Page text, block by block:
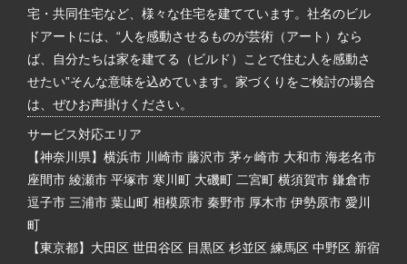
宅・共同住宅など、様々な住宅を建てています。社名のビル
ドアートには、“人を感動させるものが芸術（アート）なら
ば、自分たちは家を建てる（ビルド）ことで住む人を感動さ
せたい”そんな意味を込めています。家づくりをご検討の場合
は、ぜひお声掛けください。
サービス対応エリア
【神奈川県】横浜市 川崎市 藤沢市 茅ヶ崎市 大和市 海老名市
座間市 綾瀬市 平塚市 寒川町 大磯町 二宮町 横須賀市 鎌倉市
逗子市 三浦市 葉山町 相模原市 秦野市 厚木市 伊勢原市 愛川
町
【東京都】大田区 世田谷区 目黒区 杉並区 練馬区 中野区 新宿